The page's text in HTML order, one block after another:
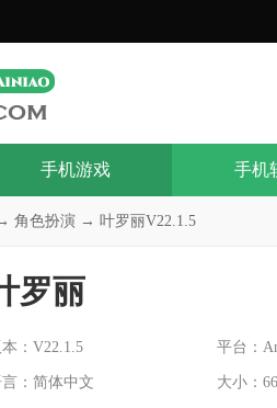
手机游戏 手机
角色扮演 → 叶罗丽V22.1.5
罗丽
本：V22.1.5 平台：
：简体中文 大小：